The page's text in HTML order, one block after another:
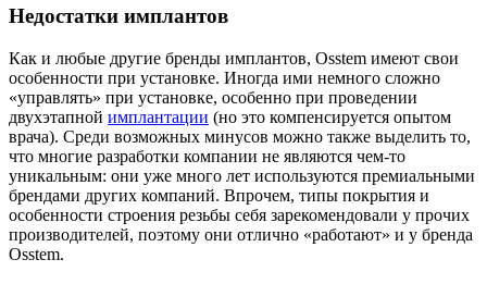
Недостатки имплантов
Как и любые другие бренды имплантов, Osstem имеют свои
особенности при установке. Иногда ими немного сложно
«управлять» при установке, особенно при проведении
двухэтапной имплантации (но это компенсируется опытом
врача). Среди возможных минусов можно также выделить то,
что многие разработки компании не являются чем-то
уникальным: они уже много лет используются премиальными
брендами других компаний. Впрочем, типы покрытия и
особенности строения резьбы себя зарекомендовали у прочих
производителей, поэтому они отлично «работают» и у бренда
Osstem.